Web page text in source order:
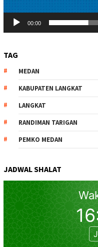
00:00
TAG
MEDAN
KABUPATEN LANGKAT
LANGKAT
RANDIMAN TARIGAN
PEMKO MEDAN
JADWAL SHALAT